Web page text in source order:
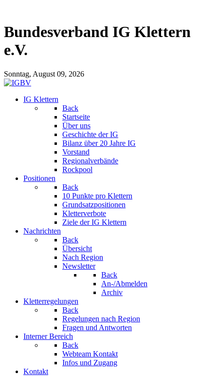
Bundesverband IG Klettern
e.V.
Sonntag, August 09, 2026
IG Klettern
Back
Startseite
Über uns
Geschichte der IG
Bilanz über 20 Jahre IG
Vorstand
Regionalverbände
Rockpool
Positionen
Back
10 Punkte pro Klettern
Grundsatzpositionen
Kletterverbote
Ziele der IG Klettern
Nachrichten
Back
Übersicht
Nach Region
Newsletter
Back
An-/Abmelden
Archiv
Kletterregelungen
Back
Regelungen nach Region
Fragen und Antworten
Interner Bereich
Back
Webteam Kontakt
Infos und Zugang
Kontakt